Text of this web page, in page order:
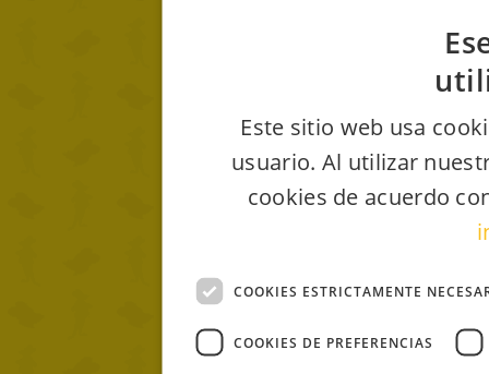
Este sitio web usa
usuario. Al utilizar
cookies de acuerdo
COOKIES ESTRICTAMENTE
COOKIES DE PREFERENCIAS